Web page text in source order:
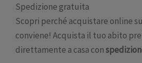
Spedizione gratuita
Scopri perché acquistare online
conviene! Acquista il tuo abito
direttamente a casa con